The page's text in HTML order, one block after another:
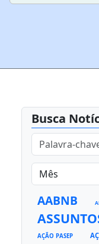
Busca
AABNB
AÇÃO PASEP